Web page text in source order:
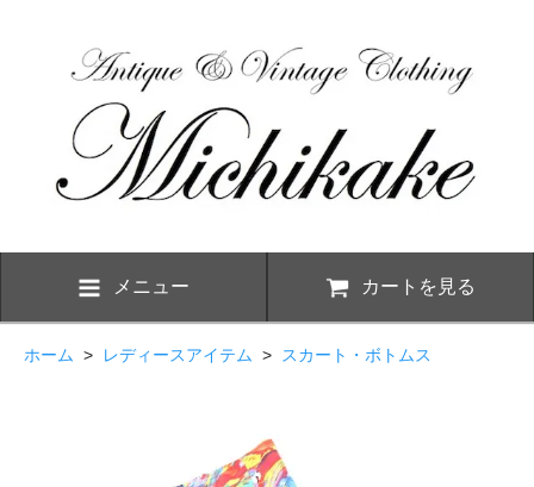
メニュー カートを見る
ホーム > レディースアイテム > スカート・ボトムス